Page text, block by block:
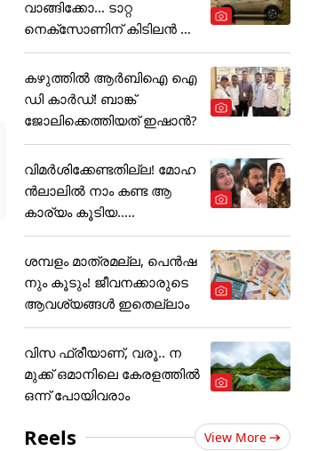
വാങ്ങിക്കോ... ടാറ്റ
നെക്സോണിന് കിടിലൻ ഓ
ഫർ
കഴുത്തില്‍ ആര്‍ബിഐ ഐ
ഡി കാര്‍ഡ്! ബാങ്ക്
ജോലിക്കെത്തിയത് ഇഷാന്‍?
വിമർശിക്കേണ്ടതില്ല! മോഹ
ൻലാലിൽ നാം കണ്ട ആ
കാര്യം കൂടിയ.....
ശമ്പളം മാത്രമല്ല, പെൻഷ
നും കൂടും! ജീവനക്കാരുടെ
ആവശ്യങ്ങൾ ഇതെല്ലാം
വിസ ഫ്രീയാണ്, വരൂ.. ന
മുക്ക് ഒമാനിലെ കേരളത്തിൽ
ഒന്ന് പോയിവരാം
Reels View More